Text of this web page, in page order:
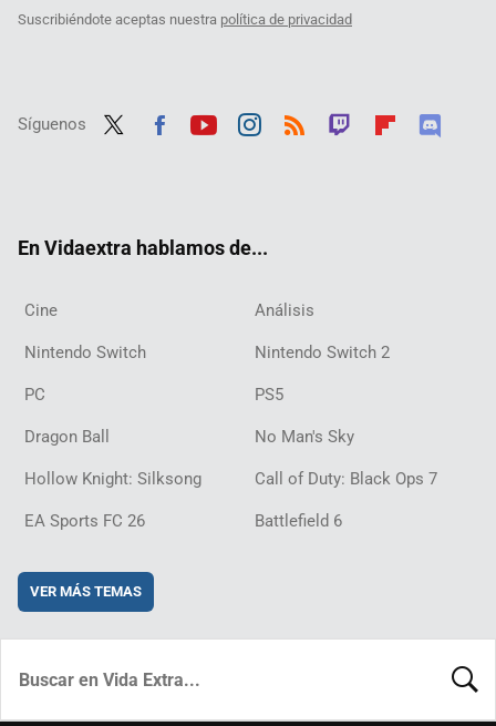
Suscribiéndote aceptas nuestra política de privacidad
Síguenos
En Vidaextra hablamos de...
Cine Análisis
Nintendo Switch Nintendo Switch 2
PC PS5
Dragon Ball No Man's Sky
Hollow Knight: Silksong Call of Duty: Black Ops 7
EA Sports FC 26 Battlefield 6
VER MÁS TEMAS